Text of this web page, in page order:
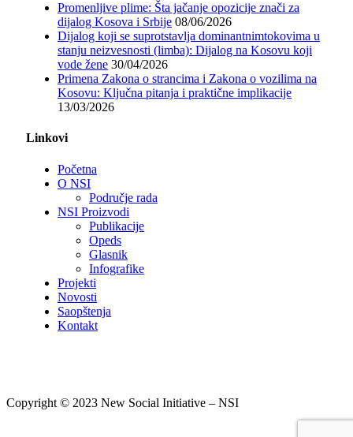
Promenljive plime: Šta jačanje opozicije znači za
dijalog Kosova i Srbije 08/06/2026
Dijalog koji se suprotstavlja dominantnimtokovima u
stanju neizvesnosti (limba): Dijalog na Kosovu koji
vode žene 30/04/2026
Primena Zakona o strancima i Zakona o vozilima na
Kosovu: Ključna pitanja i praktične implikacije
13/03/2026
Linkovi
Početna
O NSI
Područje rada
NSI Proizvodi
Publikacije
Opeds
Glasnik
Infografike
Projekti
Novosti
Saopštenja
Kontakt
Copyright © 2023 New Social Initiative – NSI